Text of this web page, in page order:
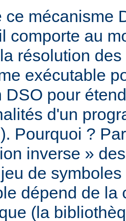
ce mécanisme
comporte au
résolution
exécutable
DSO pour
d'un
Pourquoi ?
inverse »
de
dépend de la
(la